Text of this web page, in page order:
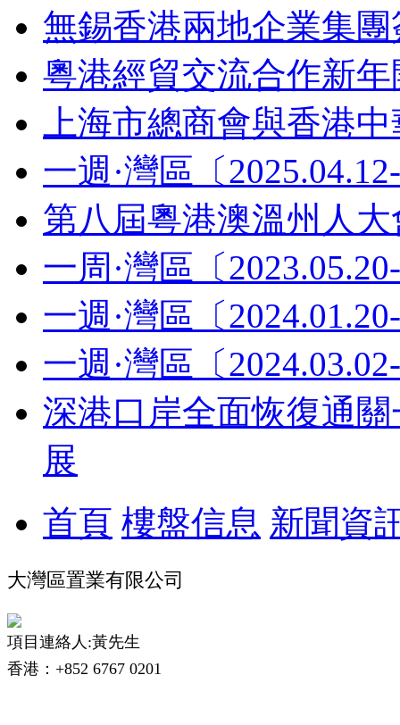
無錫香港兩地企業集
粵港經貿交流合作新
上海市總商會與香港
一週·灣區〔
第八屆粵港澳溫州人
一周·灣區〔
一週·灣區〔
一週·灣區〔
深港口岸全面恢復通
展
首頁 樓盤信息 新聞資
大灣區置業有限公司
項目連絡人:黃先生
香港：+852 6767 0201